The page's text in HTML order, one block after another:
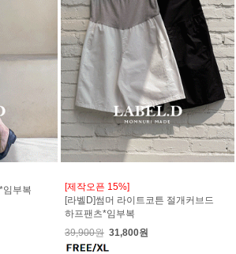
임부복
[제작오픈 15%]
[라벨D]썸머 라이트코튼 절개커브드
하프팬츠*임부복
39,900원 31,800원